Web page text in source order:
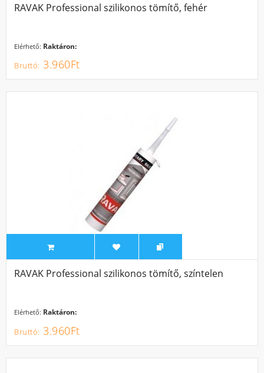
RAVAK Professional szilikonos tömítő, fehér
Elérhető: Raktáron:
3.960Ft
RAVAK Professional szilikonos tömítő, színtelen
Elérhető: Raktáron:
3.960Ft